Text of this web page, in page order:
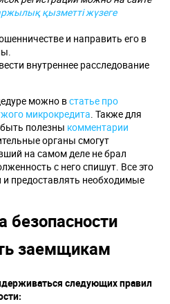
қызметті жүзеге
и направить его в
внутреннее расследование
можно встатье про
микрокредита. Также для
полезны комментарии
органы смогут
на самом деле не брал
с него спишут. Все это
предоставлять необходимые
безопасности
заемщикам
следующих правил